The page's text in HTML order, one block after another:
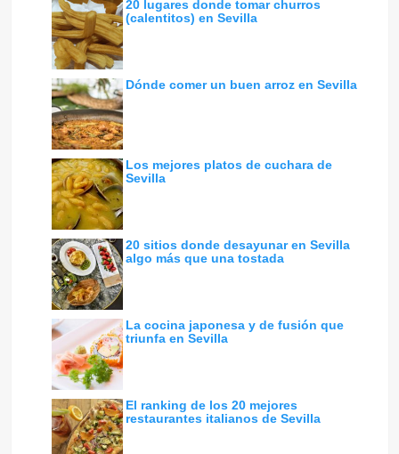
20 lugares donde tomar churros
(calentitos) en Sevilla
Dónde comer un buen arroz en Sevilla
Los mejores platos de cuchara de
Sevilla
20 sitios donde desayunar en Sevilla
algo más que una tostada
La cocina japonesa y de fusión que
triunfa en Sevilla
El ranking de los 20 mejores
restaurantes italianos de Sevilla